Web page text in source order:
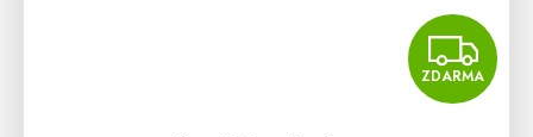
ZDARMA